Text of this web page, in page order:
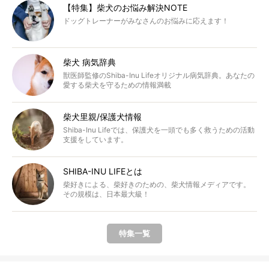
【特集】柴犬のお悩み解決NOTE
ドッグトレーナーがみなさんのお悩みに応えます！
柴犬 病気辞典
獣医師監修のShiba-Inu Lifeオリジナル病気辞典。あなたの
愛する柴犬を守るための情報満載
柴犬里親/保護犬情報
Shiba-Inu Lifeでは、保護犬を一頭でも多く救うための活動
支援をしています。
SHIBA-INU LIFEとは
柴好きによる、柴好きのための、柴犬情報メディアです。
その規模は、日本最大級！
特集一覧